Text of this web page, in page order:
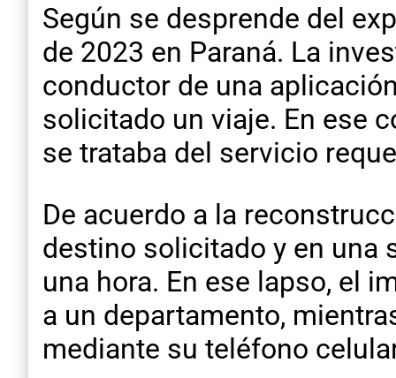
Según se desprende del
de 2023 en Paraná. La
conductor de una
solicitado un viaje. En ese
se trataba del servicio
De acuerdo a la
destino solicitado y en una
una hora. En ese lapso, el
a un departamento,
mediante su teléfono